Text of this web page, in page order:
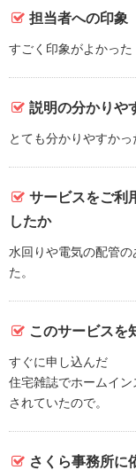
担当者への印象
すごく印象がよかった
説明の分かりや
とても分かりやすかっ
サービスをご利
したか
水回りや電気の配管
た。
このサービスを
すぐに申し込んだ
住宅雑誌でホームイ
されていたので。
さくら事務所に